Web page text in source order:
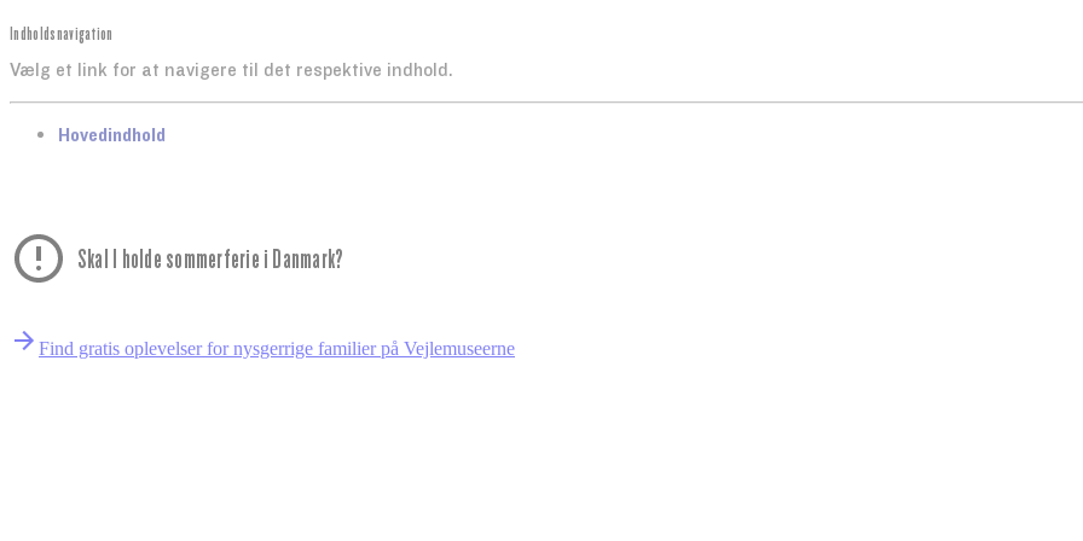
Indholdsnavigation
Vælg et link for at navigere til det respektive indhold.
gå til
Hovedindhold
Skal I holde sommerferie i Danmark?
Find gratis oplevelser for nysgerrige familier på Vejlemuseerne